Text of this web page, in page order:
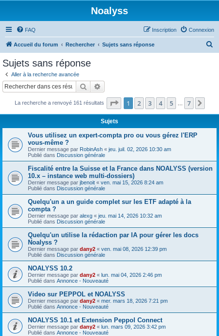
Noalyss
FAQ Connexion
Inscription
Accueil du forum Rechercher Sujets sans réponse
c
Sujets sans réponse
Aller à la recherche avancée
Rechercher
La recherche a renvoyé 161 résultats Page 1sur7
1 2 3 4 5 7
Sujets
Vous utilisez un expert-compta pro ou vous gérez l'ERP
vous-même ?
Dernier message par RobinAsh « jeu. juil. 02, 2026 10:30 am
Publié dans Discussion générale
Fiscalité entre la Suisse et la France dans NOALYSS (version
10.x – instance web multi-dossiers)
Dernier message par jbenoit « ven. mai 15, 2026 8:24 am
Publié dans Discussion générale
Quelqu'un a un guide complet sur les ETF adapté à la
compta ?
Dernier message par alexg « jeu. mai 14, 2026 10:32 am
Publié dans Discussion générale
Quelqu'un utilise la rédaction par IA pour gérer les docs
Noalyss ?
Dernier message par dany2 « ven. mai 08, 2026 12:39 pm
Publié dans Discussion générale
NOALYSS 10.2
Dernier message par dany2 « lun. mai 04, 2026 2:46 pm
Publié dans Annonce - Nouveauté
Video sur PEPPOL et NOALYSS
Dernier message par dany2 « mer. mars 18, 2026 7:21 pm
Publié dans Annonce - Nouveauté
NOALYSS 10.1 et Extension Peppol Connect
Dernier message par dany2 « lun. mars 09, 2026 3:42 pm
Publié dans Annonce - Nouveauté